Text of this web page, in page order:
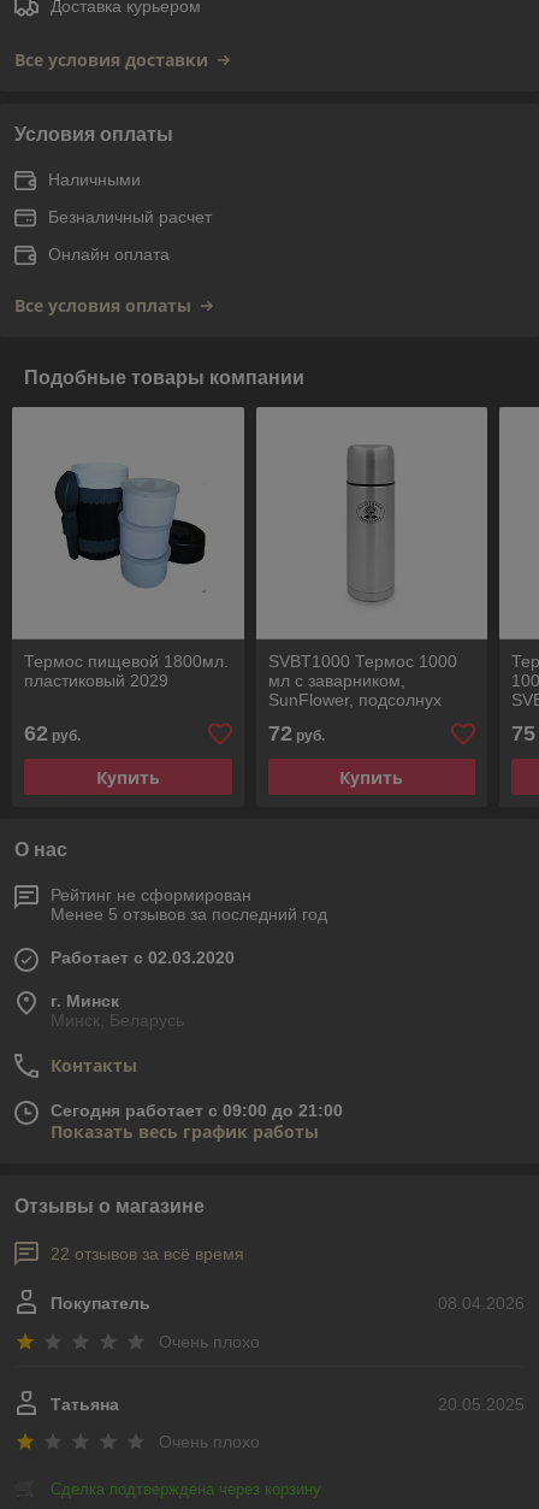
Доставка курьером
Все условия доставки
Условия оплаты
Наличными
Безналичный расчет
Онлайн оплата
Все условия оплаты
Подобные товары компании
Термос пищевой 1800мл.
пластиковый 2029
62 руб.
Купить
SVBT1000 Термос 1000
мл с заварником,
SunFlower, подсолнух
72руб.
Купить
75
О нас
Рейтинг не сформирован
Менее 5 отзывов за последний год
Работает с 02.03.2020
г. Минск
Минск, Беларусь
Контакты
Сегодня работает с 09:00 до 21:00
Показать весь график работы
Отзывы о магазине
22 отзывов за всё время
08.04.2026
Покупатель
Очень плохо
20.05.2025
Татьяна
Очень плохо
Сделка подтверждена через корзину